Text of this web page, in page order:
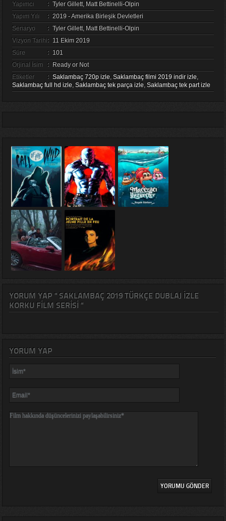
Yapımcı
: Tyler Gillett, Matt Bettinelli-Olpin
Yapım Yılı
: 2019 - Amerika Birleşik Devletleri
Senaryo
: Tyler Gillett, Matt Bettinelli-Olpin
Vizyon Tarihi: 11 Ekim 2019
Süre
: 101
Orjinal İsim
: Ready or Not
Etiketler
: Saklambaç 720p izle, Saklambaç filmi 2019 indir izle,
Saklambaç full hd izle, Saklambaç tek parça izle, Saklambaç tek part izle
YORUM YAP " SAKLAMBAÇ 2019 TÜRKÇE DUBLAJ IZLE
KORKU FILM SERISI "
YORUM YAP